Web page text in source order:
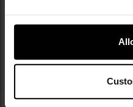
твердому паливу
отримати гарячу їжу,
зарекомендували
рятувальних і